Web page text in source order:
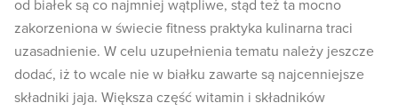
od białek są co najmniej wątpliwe, stąd też ta mocno
zakorzeniona w świecie fitness praktyka kulinarna traci
uzasadnienie. W celu uzupełnienia tematu należy jeszcze
dodać, iż to wcale nie w białku zawarte są najcenniejsze
składniki jaja. Większa część witamin i składników